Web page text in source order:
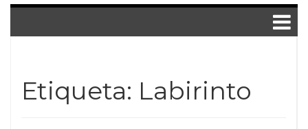
Etiqueta: Labirinto